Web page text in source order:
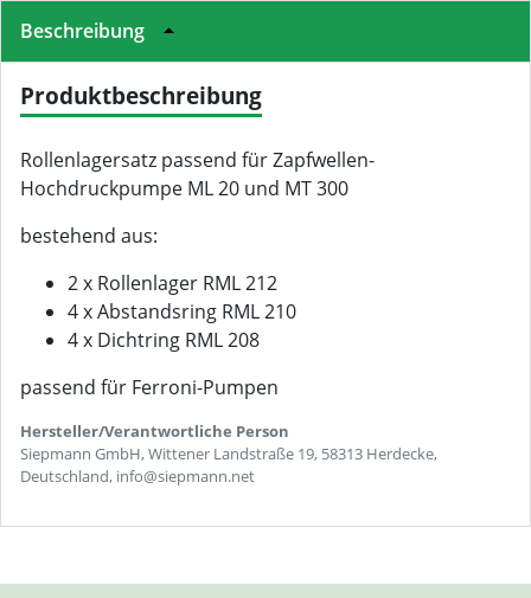
Beschreibung
Produktbeschreibung
Rollenlagersatz passend für Zapfwellen-
Hochdruckpumpe ML 20 und MT 300
bestehend aus:
2 x Rollenlager RML 212
4 x Abstandsring RML 210
4 x Dichtring RML 208
passend für Ferroni-Pumpen
Hersteller/Verantwortliche Person
Siepmann GmbH, Wittener Landstraße 19, 58313 Herdecke,
Deutschland, info@siepmann.net